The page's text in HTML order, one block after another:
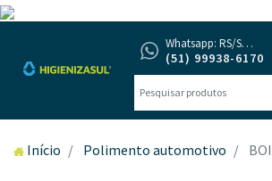
Whatsapp: RS/SC/PR
(51) 99938-6170
Início Polimento automotivo